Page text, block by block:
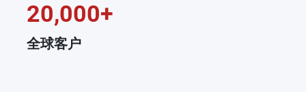
20,000+
全球客户